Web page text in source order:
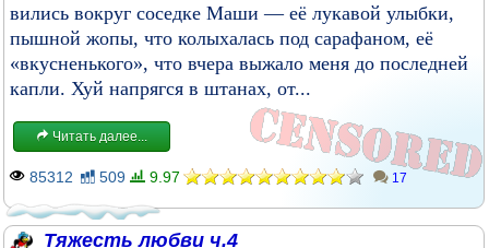
вились вокруг соседке Маши — её лукавой улыбки,
пышной жопы, что колыхалась под сарафаном, её
«вкусненького», что вчера выжало меня до последней
капли. Хуй напрягся в штанах, от...
Читать далее...
85312 509 9.97 17
Тяжесть любви ч.4